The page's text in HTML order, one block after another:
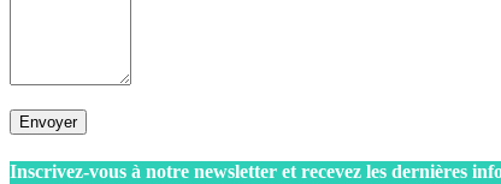
Envoyer
Inscrivez-vous à notre newsletter et recevez les dernières